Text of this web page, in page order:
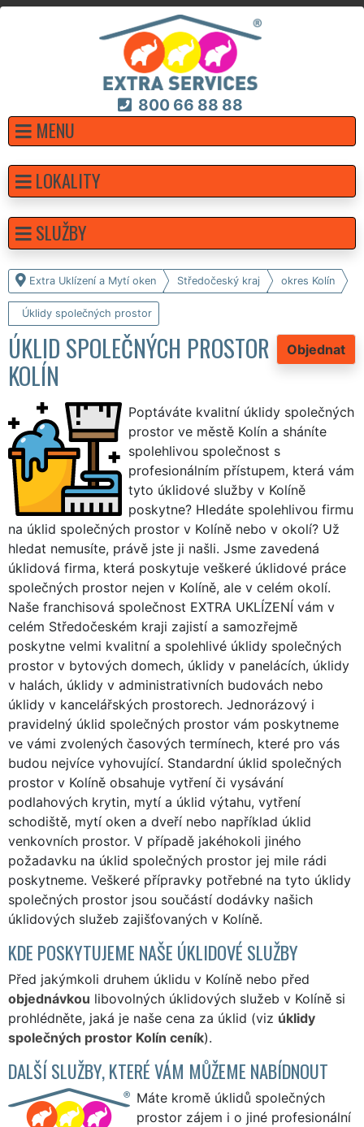
800 66 88 88
MENU
Extra Uklízení a Mytí oken Středočeský kraj okres Kolín
Úklidy společných prostor
Objednat
ÚKLID SPOLEČNÝCH PROSTOR
KOLÍN
Poptáváte kvalitní úklidy společných
prostor ve městě Kolín a sháníte
spolehlivou společnost s
profesionálním přístupem, která vám
tyto úklidové služby v Kolíně
poskytne? Hledáte spolehlivou firmu
na úklid společných prostor v Kolíně nebo v okolí? Už
hledat nemusíte, právě jste ji našli. Jsme zavedená
úklidová firma, která poskytuje veškeré úklidové práce
společných prostor nejen v Kolíně, ale v celém okolí.
Naše franchisová společnost EXTRA UKLÍZENÍ vám v
celém Středočeském kraji zajistí a samozřejmě
poskytne velmi kvalitní a spolehlivé úklidy společných
prostor v bytových domech, úklidy v panelácích, úklidy
v halách, úklidy v administrativních budovách nebo
úklidy v kancelářských prostorech. Jednorázový i
pravidelný úklid společných prostor vám poskytneme
ve vámi zvolených časových termínech, které pro vás
budou nejvíce vyhovující. Standardní úklid společných
prostor v Kolíně obsahuje vytření či vysávání
podlahových krytin, mytí a úklid výtahu, vytření
schodiště, mytí oken a dveří nebo například úklid
venkovních prostor. V případě jakéhokoli jiného
požadavku na úklid společných prostor jej mile rádi
poskytneme. Veškeré přípravky potřebné na tyto úklidy
společných prostor jsou součástí dodávky našich
úklidových služeb zajišťovaných v Kolíně.
KDE POSKYTUJEME NAŠE ÚKLIDOVÉ SLUŽBY
Před jakýmkoli druhem úklidu v Kolíně nebo před
objednávkou libovolných úklidových služeb v Kolíně si
prohlédněte, jaká je naše cena za úklid (viz úklidy
společných prostor Kolín ceník).
DALŠÍ SLUŽBY, KTERÉ VÁM MŮŽEME NABÍDNOUT
Máte kromě úklidů společných
prostor zájem i o jiné profesionální
LOKALITY
SLUŽBY